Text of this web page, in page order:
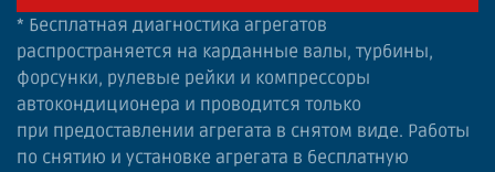
* Бесплатная диагностика агрегатов
распространяется на карданные валы, турбины,
форсунки, рулевые рейки и компрессоры
автокондиционера и проводится только
при предоставлении агрегата в снятом виде. Работы
по снятию и установке агрегата в бесплатную